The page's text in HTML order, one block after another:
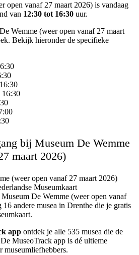
open vanaf 27 maart 2026) is vandaag
van 12:30 tot 16:30 uur.
Wemme (weer open vanaf 27 maart
Bekijk hieronder de specifieke
16:30
bij Museum De Wemme
maart 2026)
(weer open vanaf 27 maart 2026)
Museumkaart
De Wemme (weer open vanaf
andere musea in Drenthe die je gratis
app ontdek je alle 535 musea die de
MuseoTrack app is dé ultieme
museumliefhebbers.